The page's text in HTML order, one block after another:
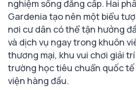
nghiệm sống đẳng cấp. Hai
Gardenia tạo nên một biểu
nơi cư dân có thể tận hưởng
và dịch vụ ngay trong khuôn
thương mại, khu vui chơi giải
trường học tiêu chuẩn quốc
viện hàng đầu.